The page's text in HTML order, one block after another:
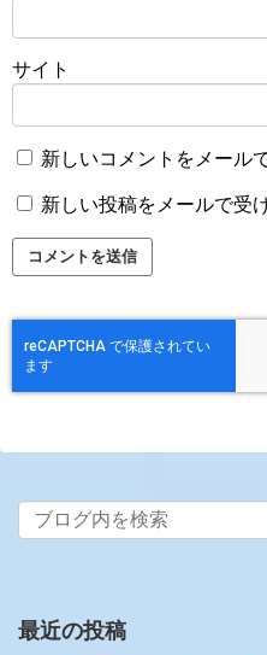
サイト
新しいコメントをメール
新しい投稿をメールで受
最近の投稿